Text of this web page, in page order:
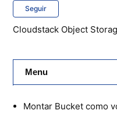
Seguir
Cloudstack Object
Menu
Montar Bucket como